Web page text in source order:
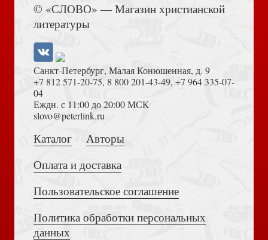
Индексы для Библии с прорезкой. Расцветка 10
(зеленокоричнево-розовые) 993
Библейский кроссворд. Выпуск №2 (Ваката) 027
Толкование на Апокалипсис (Тихоний Африканский)
Достоевский Ф.М. Сила и правда России (2024)
© «СЛОВО» — Магазин христианской
литературы
Санкт-Петербург, Малая Конюшенная, д. 9
+7 812 571-20-75, 8 800 201-43-49, +7 964 335-07-
04
Еждн. с 11:00 до 20:00 МСК
slovo@peterlink.ru
Каталог
Авторы
Оплата и доставка
Пользовательское соглашение
Политика обработки персональных
данных